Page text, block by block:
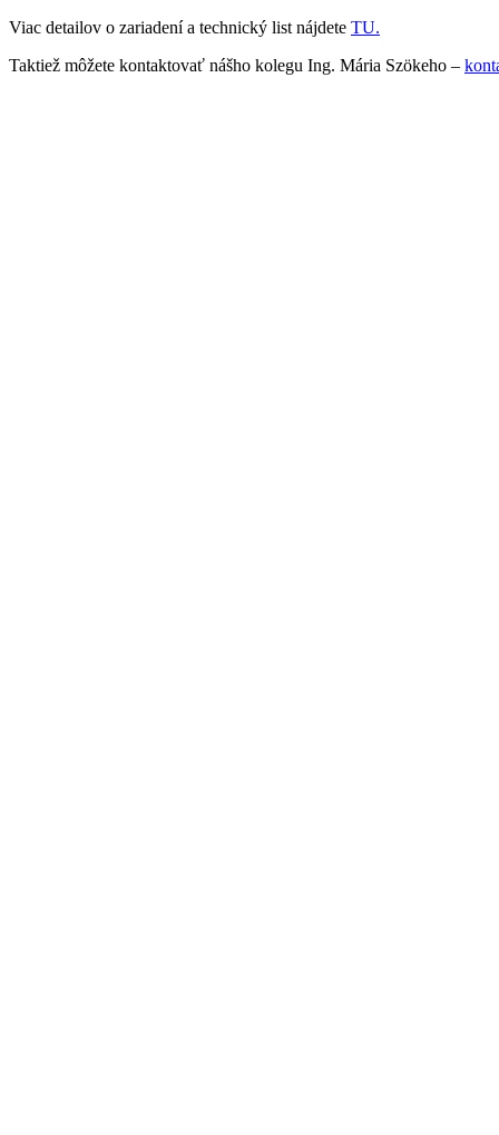
Viac detailov o zariadení a technický list nájdete TU.
Taktiež môžete kontaktovať nášho kolegu Ing. Mária Szökeho –